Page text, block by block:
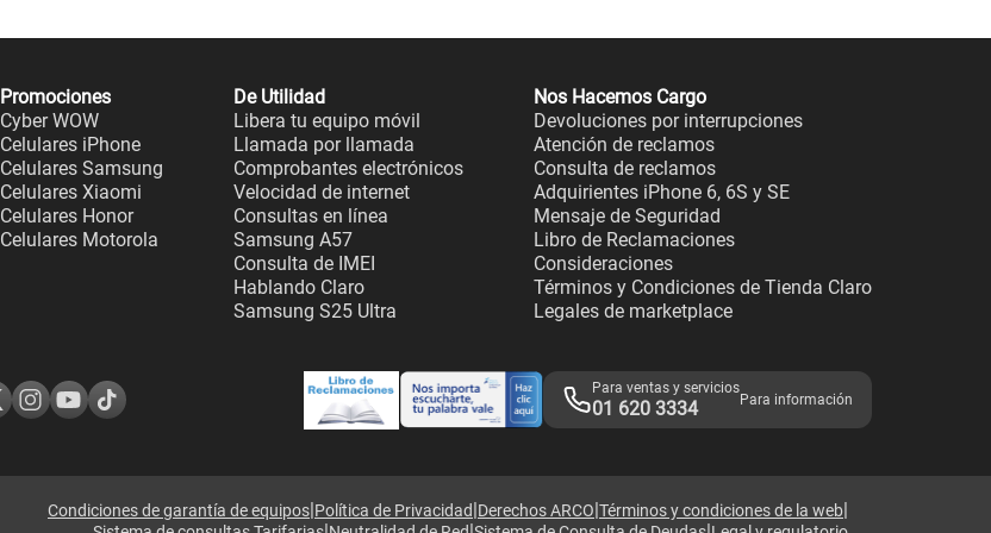
Promociones
Cyber WOW
Celulares iPhone
Celulares Samsung
Celulares Xiaomi
Celulares Honor
Celulares Motorola
De Utilidad
Libera tu equipo móvil
Llamada por llamada
Comprobantes electrónicos
Velocidad de internet
Consultas en línea
Samsung A57
Consulta de IMEI
Hablando Claro
Samsung S25 Ultra
Nos Hacemos Cargo
Devoluciones por interrupciones
Atención de reclamos
Consulta de reclamos
Adquirientes iPhone 6, 6S y SE
Mensaje de Seguridad
Libro de Reclamaciones
Consideraciones
Términos y Condiciones de Tienda Claro
Legales de marketplace
Para ventas y servicios
01 620 3334 Para información
Condiciones de garantía de equipos|Política de Privacidad|Derechos ARCO|Términos y condiciones de la web|